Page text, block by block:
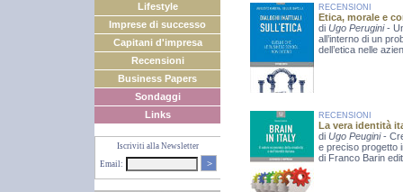
Lifestyle
Imprese di successo
Capitani d'impresa
Recensioni
Business Papers
Sondaggi
Links
Iscriviti alla Newsletter
Email:
>
RECENSIONI
Etica, morale e
di Ugo Perugini-
all’interno di un
dell’etica nelle
RECENSIONI
La vera identità
di Ugo Peugini-
e preciso progetto
di Franco Barin